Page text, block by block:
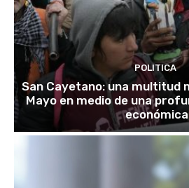
POLITICA
San Cayetano: una multitud
Mayo en medio de una
económica